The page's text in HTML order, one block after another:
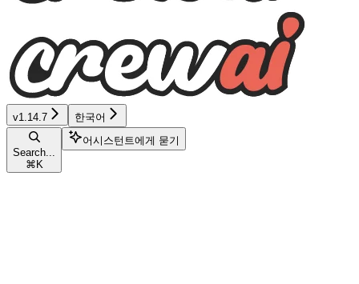
v1.14.7 한국어
Search...
⌘ K
어시스턴트에게 묻기